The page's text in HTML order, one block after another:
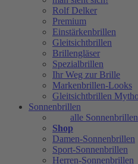
Rolf Delker
Premium
Einstärkenbrillen
Gleitsichtbrillen
Brillengläser
Spezialbrillen
Ihr Weg zur Brille
Markenbrillen-Looks
Gleitsichtbrillen
Sonnenbrillen
alle Sonnenbrillen
Shop
Damen-Sonnenbrillen
Sport-Sonnenbrillen
Herren-Sonnenbrillen